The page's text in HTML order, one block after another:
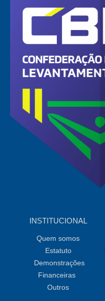
INSTITUCIONAL
Quem somos
Estatuto
Demonstrações
Financeiras
Outros